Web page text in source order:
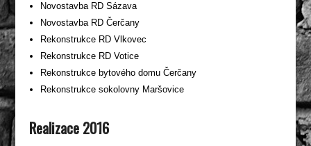
Novostavba RD Sázava
Novostavba RD Čerčany
Rekonstrukce RD Vlkovec
Rekonstrukce RD Votice
Rekonstrukce bytového domu Čerčany
Rekonstrukce sokolovny Maršovice
Realizace 2016